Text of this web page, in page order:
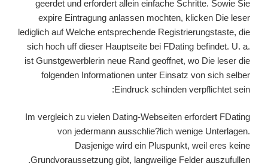
geerdet und erfordert allein einfache Schritte. Sowie Sie
expire Eintragung anlassen mochten, klicken Die leser
lediglich auf Welche entsprechende Registrierungstaste, die
sich hoch uff dieser Hauptseite bei FDating befindet. U. a.
ist Gunstgewerblerin neue Rand geoffnet, wo Die leser die
folgenden Informationen unter Einsatz von sich selber
Eindruck schinden verpflichtet sein:
Im vergleich zu vielen Dating-Webseiten erfordert FDating
von jedermann ausschlie?lich wenige Unterlagen.
Dasjenige wird ein Pluspunkt, weil eres keine
Grundvoraussetzung gibt, langweilige Felder auszufullen.